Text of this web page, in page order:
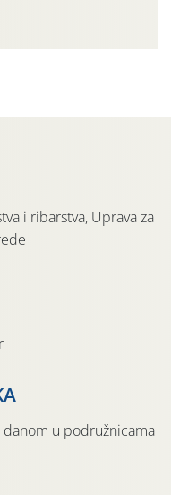
do 35 ˚C.
i ribarstva, Uprava za
u podružnicama